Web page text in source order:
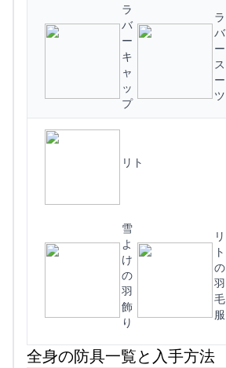
ラ
バ
ー
キ
ャ
ッ
プ
ラ
バ
ー
ス
ー
ツ
リト
雪
よ
け
の
羽
飾
り
リ
ト
の
羽
毛
服
全身の防具一覧と入手方法